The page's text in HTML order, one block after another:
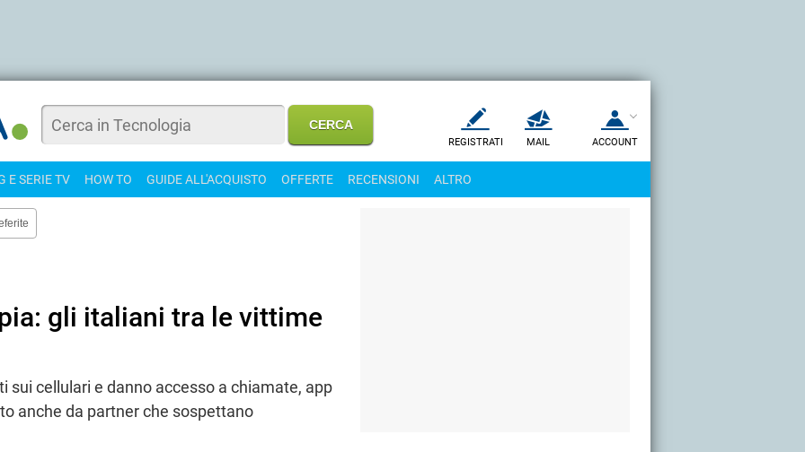
REGISTRATI MAIL ACCOUNT
E SERIE TV HOW TO GUIDE ALL'ACQUISTO OFFERTE RECENSIONI ALTRO
gli italiani tra le vittime
sui cellulari e danno accesso a chiamate, app
anche da partner che sospettano